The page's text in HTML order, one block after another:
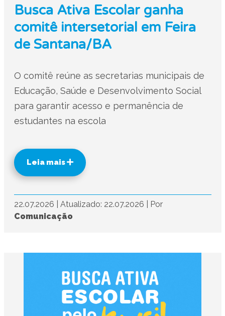
Busca Ativa Escolar ganha
comitê intersetorial em Feira
de Santana/BA
O comitê reúne as secretarias municipais de
Educação, Saúde e Desenvolvimento Social
para garantir acesso e permanência de
estudantes na escola
Leia mais
22.07.2026 Atualizado: 22.07.2026
Por
Comunicação